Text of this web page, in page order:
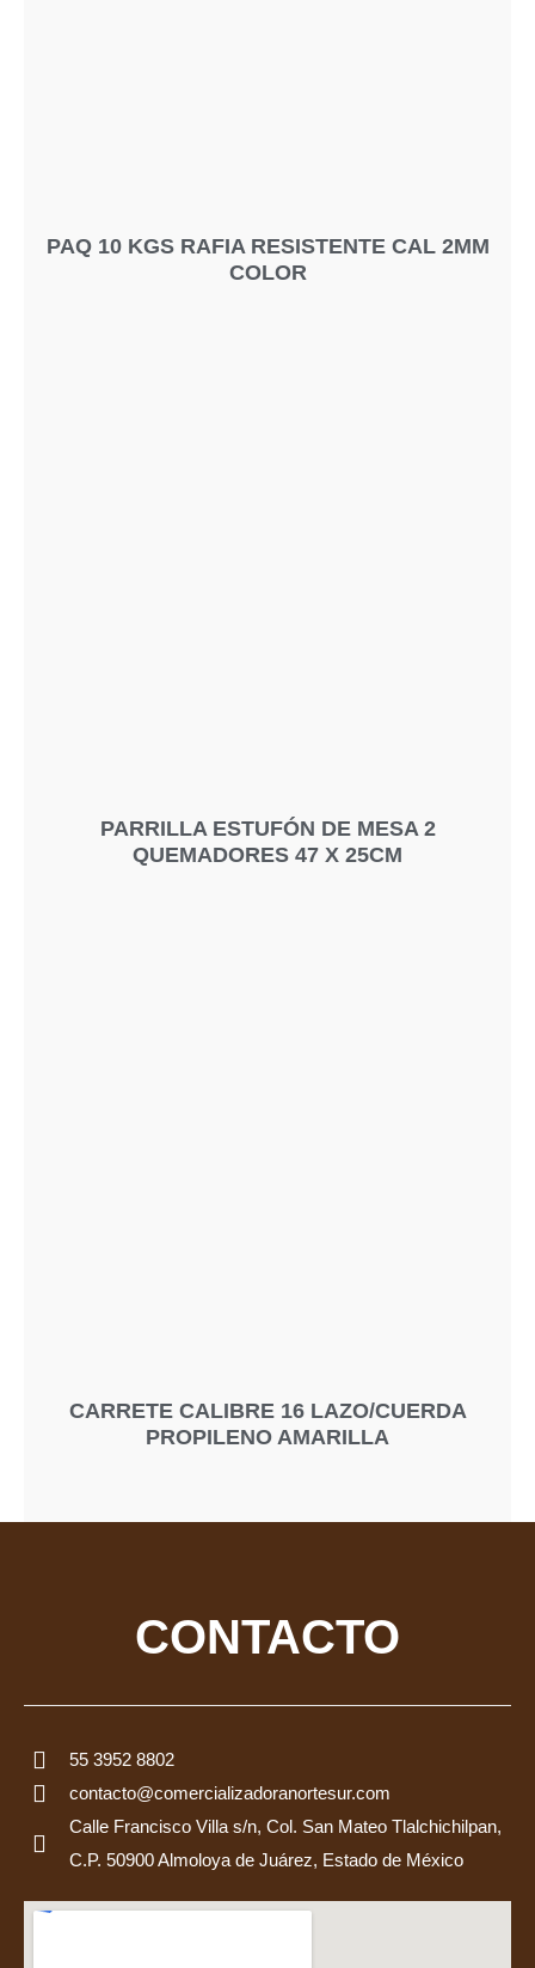
PAQ 10 KGS RAFIA RESISTENTE CAL 2MM
COLOR
PARRILLA ESTUFÓN DE MESA 2
QUEMADORES 47 X 25CM
CARRETE CALIBRE 16 LAZO/CUERDA
PROPILENO AMARILLA
CONTACTO
55 3952 8802
contacto@comercializadoranortesur.com
Calle Francisco Villa s/n, Col. San Mateo Tlalchichilpan,
C.P. 50900 Almoloya de Juárez, Estado de México